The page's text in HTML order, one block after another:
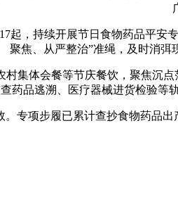
，持续开展节日食物药品平安专
聚焦、从严整治”准绳，及时消弭
体会餐等节庆餐饮，聚焦沉点
药品逃溯、医疗器械进货检验等
项步履已累计查抄食物药品出